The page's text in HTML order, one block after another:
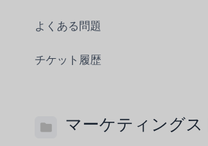
よくある問題
チケット履歴
マーケティングス